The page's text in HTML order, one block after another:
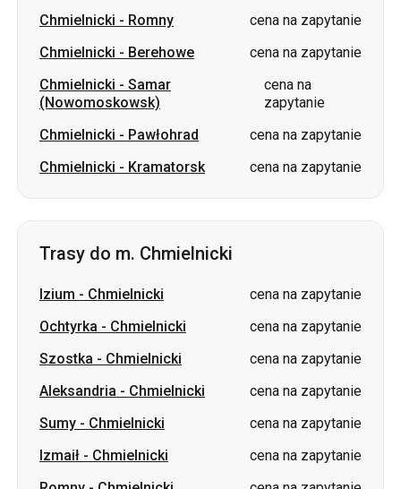
Trasy do m. Chmielnicki
Izium-Chmielnicki
cena na zapytanie
Szostka-Chmielnicki
Aleksandria-Chmielnicki
cena na zapytanie
Sumy-Chmielnicki
cena na zapytanie
Izmaił-Chmielnicki
cena na zapytanie
Romny-Chmielnicki
cena na zapytanie
Samar (Nowomoskowsk)
cena na